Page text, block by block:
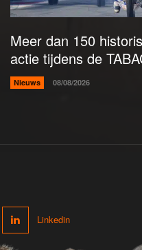
Meer dan 150
actie tijdens de
Nieuws 08/08/2026
Linkedin